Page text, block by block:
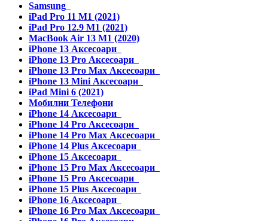
Samsung
iPad Pro 11 M1 (2021)
iPad Pro 12.9 M1 (2021)
MacBook Air 13 M1 (2020)
iPhone 13 Аксесоари
iPhone 13 Pro Аксесоари
iPhone 13 Pro Max Аксесоари
iPhone 13 Mini Аксесоари
iPad Mini 6 (2021)
Мобилни Телефони
iPhone 14 Аксесоари
iPhone 14 Pro Аксесоари
iPhone 14 Pro Max Аксесоари
iPhone 14 Plus Аксесоари
iPhone 15 Аксесоари
iPhone 15 Pro Max Аксесоари
iPhone 15 Pro Аксесоари
iPhone 15 Plus Аксесоари
iPhone 16 Аксесоари
iPhone 16 Pro Max Аксесоари